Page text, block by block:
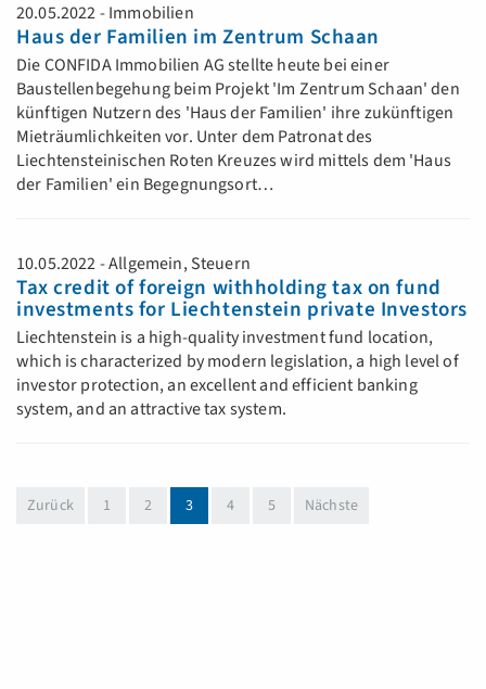
20.05.2022 - Immobilien
Haus der Familien im Zentrum Schaan
Die CONFIDA Immobilien AG stellte heute bei einer
Baustellenbegehung beim Projekt 'Im Zentrum Schaan' den
künftigen Nutzern des 'Haus der Familien' ihre zukünftigen
Mieträumlichkeiten vor. Unter dem Patronat des
Liechtensteinischen Roten Kreuzes wird mittels dem 'Haus
der Familien' ein Begegnungsort…
10.05.2022 - Allgemein, Steuern
Tax credit of foreign withholding tax on fund
investments for Liechtenstein private Investors
Liechtenstein is a high-quality investment fund location,
which is characterized by modern legislation, a high level of
investor protection, an excellent and efficient banking
system, and an attractive tax system.
Zurück 1 2 3(aktuell)
4 5 Nächste